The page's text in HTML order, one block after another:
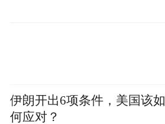
伊朗开出6项条件，美国该如
何应对？